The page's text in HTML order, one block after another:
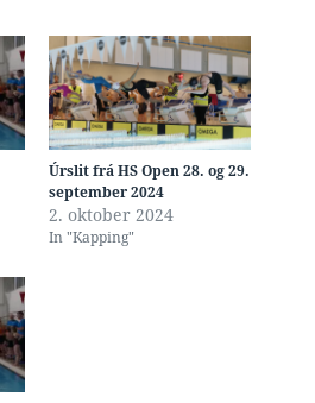
Úrslit frá HS Open 28. og 29.
september 2024
2. oktober 2024
In "Kapping"